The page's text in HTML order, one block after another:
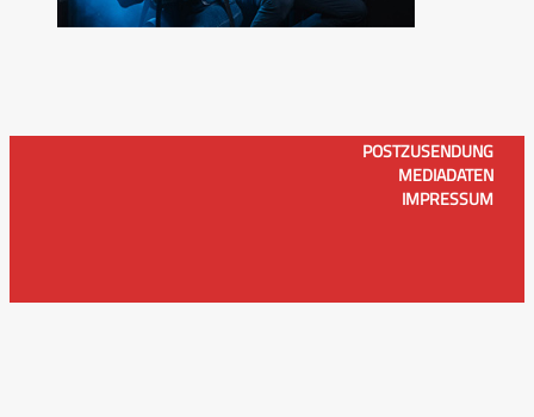
POSTZUSENDUNG
MEDIADATEN
IMPRESSUM